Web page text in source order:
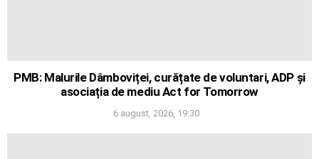
PMB: Malurile Dâmboviței, curățate de voluntari, ADP și
asociația de mediu Act for Tomorrow
6 august, 2026, 19:30